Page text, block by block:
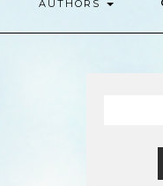
AUTHORS